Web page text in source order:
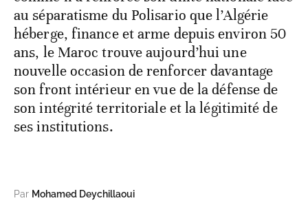
au séparatisme du Polisario que l’Algérie
héberge, finance et arme depuis environ 50
ans, le Maroc trouve aujourd’hui une
nouvelle occasion de renforcer davantage
son front intérieur en vue de la défense de
son intégrité territoriale et la légitimité de
ses institutions.
Par Mohamed Deychillaoui